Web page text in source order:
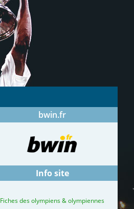
bwin.fr
Info site
Fiches des olympiens & olympiennes